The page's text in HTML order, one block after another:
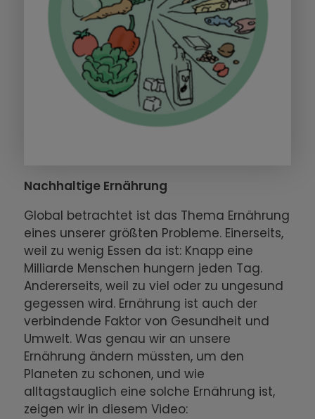
Nachhaltige Ernährung
Global betrachtet ist das Thema Ernährung
eines unserer größten Probleme. Einerseits,
weil zu wenig Essen da ist: Knapp eine
Milliarde Menschen hungern jeden Tag.
Andererseits, weil zu viel oder zu ungesund
gegessen wird. Ernährung ist auch der
verbindende Faktor von Gesundheit und
Umwelt. Was genau wir an unsere
Ernährung ändern müssten, um den
Planeten zu schonen, und wie
alltagstauglich eine solche Ernährung ist,
zeigen wir in diesem Video: